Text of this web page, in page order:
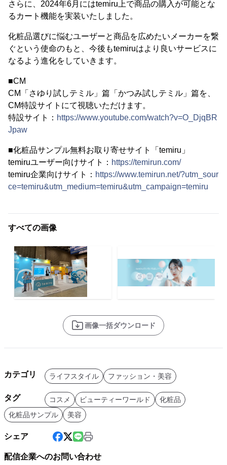
さらに、2024年6月にはtemiru上で商品の購入が可能とな
るカート機能を実装いたしました。
化粧品選びに悩むユーザーと商品を広めたいメーカーを繋
ぐという使命のもと、今後もtemiruはより良いサービスに
なるよう進化をしていきます。
■CM
CM「さゆり試しテミル」篇「かつみ試しテミル」篇を、
CM特設サイトにて視聴いただけます。
特設サイト： https://www.youtube.com/watch?v=O_DjqBR
Jpaw
■化粧品サンプル無料お取り寄せサイト「temiru」
temiruユーザー向けサイト： https://temirun.com/
temiru企業向けサイト： https://www.temirun.net/?utm_sour
ce=temiru&utm_medium=temiru&utm_campaign=temiru
すべての画像
画像一括ダウンロード
カテゴリ ライフスタイル ファッション・美容
タグ コスメ ビューティーワールド
化粧品
化粧品サンプル
美容
シェア
配信企業へのお問い合わせ